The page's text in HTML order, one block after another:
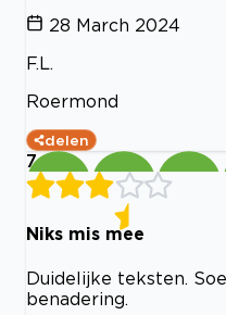
28 March 2024
F.L.
Roermond
delen
7
Niks mis mee
Duidelijke teksten.
benadering.